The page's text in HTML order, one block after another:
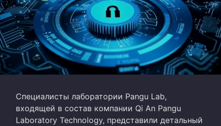
Специалисты лаборатории Pangu Lab,
входящей в состав компании Qi An Pangu
Laboratory Technology, представили детальный